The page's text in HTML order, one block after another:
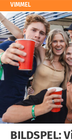
VIMMEL
BILDSPEL: